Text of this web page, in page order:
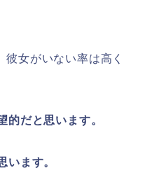
女がいない率は高く
的だと思います。
います。